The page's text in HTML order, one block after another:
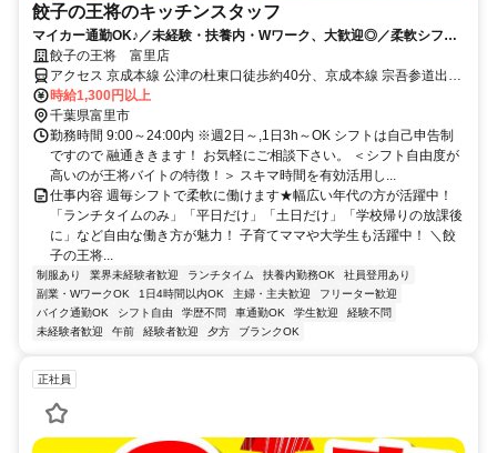
餃子の王将のキッチンスタッフ
マイカー通勤OK♪／未経験・扶養内・Wワーク、大歓迎◎／柔軟シフト
で働きやすい！／好評まかない有♪
餃子の王将 富里店
アクセス 京成本線 公津の杜東口徒歩約40分、京成本線 宗吾参道出入
口1徒歩約54分、京成本線 京成成田東口徒歩約58分 京成成田駅より
車約13分！路線バス「日吉倉入口」バス停より徒歩約1分♪周辺には
大型スーパーやホームセンターなどが立ち並び、お仕事帰りのお買い
物にも便利な立地です。富里市はもちろん、成田市・酒々井町・八街
市など近隣エリアからも通勤しやすく、駐車場完備で車通勤もOK！
時給1,300円以上
千葉県富里市
勤務時間 9:00～24:00内 ※週2日～,1日3h～OK シフトは自己申告制
ですので 融通ききます！ お気軽にご相談下さい。 ＜シフト自由度が
高いのが王将バイトの特徴！＞ スキマ時間を有効活用し...
仕事内容 週毎シフトで柔軟に働けます★幅広い年代の方が活躍中！
「ランチタイムのみ」「平日だけ」「土日だけ」「学校帰りの放課後
に」など自由な働き方が魅力！ 子育てママや大学生も活躍中！ ＼餃
子の王将...
制服あり 業界未経験者歓迎 ランチタイム 扶養内勤務OK
社員登用あり
副業・WワークOK
1日4時間以内OK 主婦・主夫歓迎
フリーター歓迎
バイク通勤OK
シフト自由 学歴不問 車通勤OK 学生歓迎
経験不問
未経験者歓迎
午前 経験者歓迎 夕方 ブランクOK
正社員